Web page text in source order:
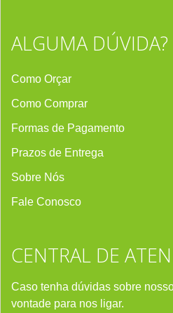
ALGUMA DÚVIDA?
Como Orçar
Como Comprar
Formas de Pagamento
Prazos de Entrega
Sobre Nós
Fale Conosco
CENTRAL DE
Caso tenha dúvidas sobre
vontade para nos ligar.